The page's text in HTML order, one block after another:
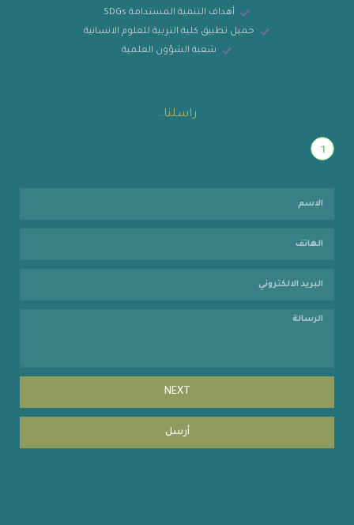
أهداف التنمية المستدامة SDGs
حميل تطبيق كلية التربية للعلوم الانسانية
شعبة الشؤون العلمية
راسلنا..
1
NEXT
أرسل